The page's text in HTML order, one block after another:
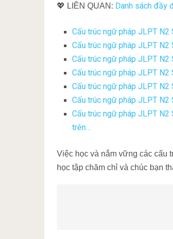
💖 LIÊN QUAN: Danh sách đầy
Cấu trúc ngữ pháp JLPT
Cấu trúc ngữ pháp JLPT
Cấu trúc ngữ pháp JLPT
Cấu trúc ngữ pháp JLPT
Cấu trúc ngữ pháp JLPT
Cấu trúc ngữ pháp JLPT
Cấu trúc ngữ pháp JLPT
trên…
Việc học và nắm vững các cấu
học tập chăm chỉ và chúc bạn